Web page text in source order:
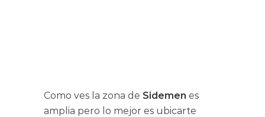
Como ves la zona de Sidemen es
amplia pero lo mejor es ubicarte